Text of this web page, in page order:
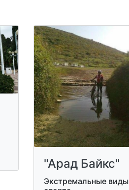
"Арад Байкс"
Экстремальные виды